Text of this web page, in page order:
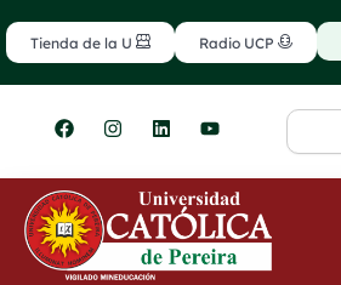
al
contenido
Tienda de la U Radio UCP
F
a
e
b
o
o
k
I
n
t
g
r
m
L
i
k
e
d
i
n
Y
o
t
u
b
e
Search